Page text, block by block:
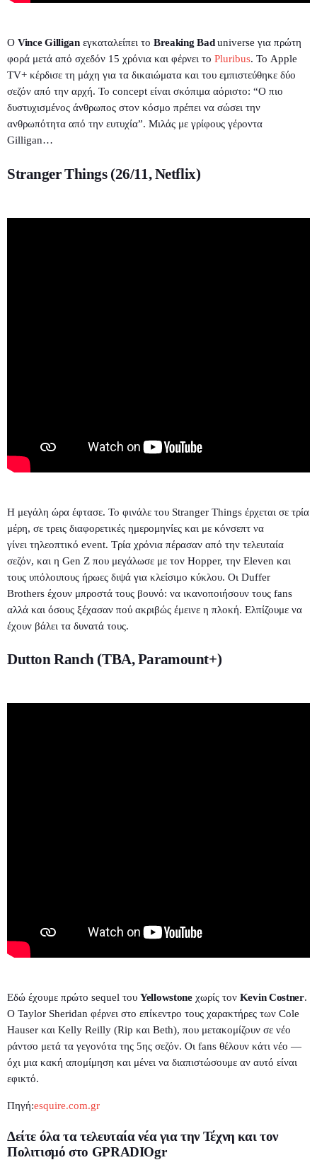
Ο Vince Gilliganεγκαταλείπει το Breaking Baduniverse για πρώτη
φορά μετά από σχεδόν 15 χρόνια και φέρνει το Pluribus. Το Apple
TV+ κέρδισε τη μάχη για τα δικαιώματα και του εμπιστεύθηκε δύο
σεζόν από την αρχή. Το concept είναι σκόπιμα αόριστο: “Ο πιο
δυστυχισμένος άνθρωπος στον κόσμο πρέπει να σώσει την
ανθρωπότητα από την ευτυχία”. Μιλάς με γρίφους γέροντα
Gilligan…
Stranger Things (26/11, Netflix)
Η μεγάλη ώρα έφτασε. Το φινάλε του Stranger Things έρχεται σε τρία
μέρη, σε τρεις διαφορετικές ημερομηνίες και με κόνσεπτ να
γίνει τηλεοπτικό event. Τρία χρόνια πέρασαν από την τελευταία
σεζόν, και η Gen Z που μεγάλωσε με τον Hopper, την Eleven και
τους υπόλοιπους ήρωες διψά για κλείσιμο κύκλου. Οι Duffer
Brothers έχουν μπροστά τους βουνό: να ικανοποιήσουν τους fans
αλλά και όσους ξέχασαν πού ακριβώς έμεινε η πλοκή. Ελπίζουμε να
έχουν βάλει τα δυνατά τους.
Dutton Ranch (TBA, Paramount+)
Εδώ έχουμε πρώτο sequel του Yellowstoneχωρίς τον Kevin Costner.
Ο Taylor Sheridan φέρνει στο επίκεντρο τους χαρακτήρες των Cole
Hauser και Kelly Reilly (Rip και Beth), που μετακομίζουν σε νέο
ράντσο μετά τα γεγονότα της 5ης σεζόν. Οι fans θέλουν κάτι νέο —
όχι μια κακή απομίμηση και μένει να διαπιστώσουμε αν αυτό είναι
εφικτό.
Πηγή:esquire.com.gr
Δείτε όλα τα τελευταία νέα για την Τέχνη και τον
Πολιτισμό στο GPRADIOgr